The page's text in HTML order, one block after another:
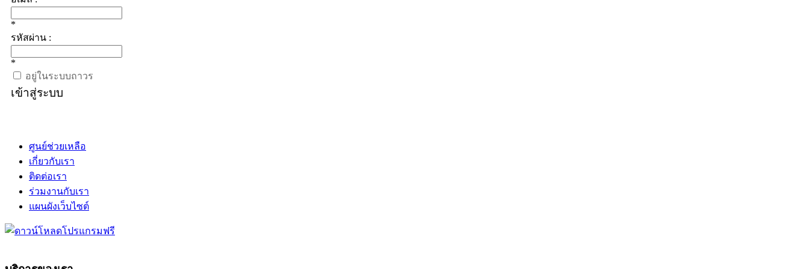
*
รหัสผ่าน :
*
อยู่ในระบบถาวร
เข้าสู่ระบบ
ศูนย์ช่วยเหลือ
เกี่ยวกับเรา
ติดต่อเรา
ร่วมงานกับเรา
แผนผังเว็บไซต์